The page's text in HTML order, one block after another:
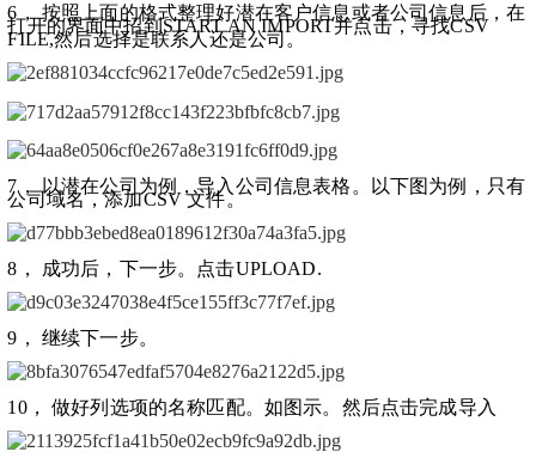
6， 按照上面的格式整理好潜在客户信息或者公司信息后，在
打开的界面中招到START AN IMPORT并点击，寻找CSV
FILE,然后选择是联系人还是公司。
7， 以潜在公司为例，导入公司信息表格。以下图为例，只有
公司域名，添加CSV 文件。
8， 成功后，下一步。点击UPLOAD.
9， 继续下一步。
10， 做好列选项的名称匹配。如图示。然后点击完成导入